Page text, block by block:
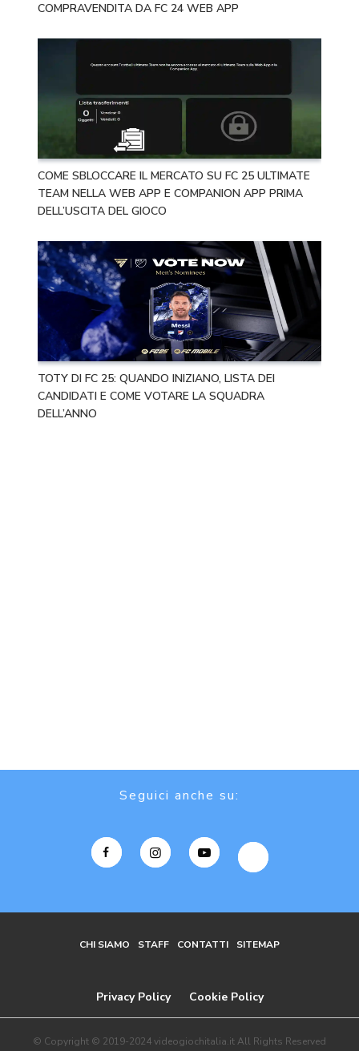
COMPRAVENDITA DA FC 24 WEB APP
COME SBLOCCARE IL MERCATO SU FC 25 ULTIMATE
TEAM NELLA WEB APP E COMPANION APP PRIMA
DELL’USCITA DEL GIOCO
TOTY DI FC 25: QUANDO INIZIANO, LISTA DEI
CANDIDATI E COME VOTARE LA SQUADRA
DELL’ANNO
Seguici anche su:
CHI SIAMO STAFF CONTATTI SITEMAP
Privacy Policy Cookie Policy
© Copyright © 2019-2024 videogiochitalia.it All Rights Reserved